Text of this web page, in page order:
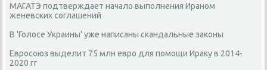
МАГАТЭ подтверждает начало выполнения Ираном
женевских соглашений
В 'Голосе Украины' уже написаны скандальные законы
Евросоюз выделит 75 млн евро для помощи Ираку в 2014-
2020 гг